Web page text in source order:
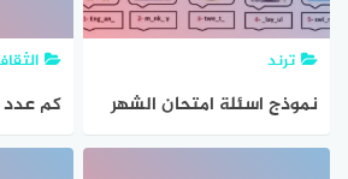
ترند
نموذج اسئلة امتحان الشهر
الثالث انكليزي خامس E ( مع
كم عدد
الحلم؟